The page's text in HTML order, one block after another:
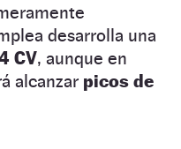
desarrolla una
CV, aunque en
alcanzar picos de